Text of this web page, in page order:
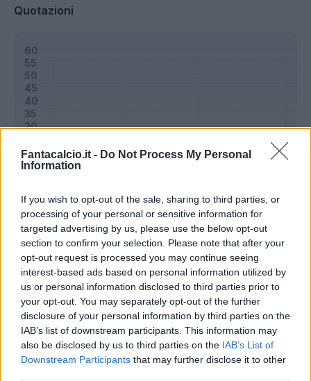
Fantacalcio.it - Do Not Process My Personal
Information
If you wish to opt-out of the sale, sharing to third parties, or
processing of your personal or sensitive information for
targeted advertising by us, please use the below opt-out
section to confirm your selection. Please note that after your
opt-out request is processed you may continue seeing
interest-based ads based on personal information utilized by
us or personal information disclosed to third parties prior to
your opt-out. You may separately opt-out of the further
disclosure of your personal information by third parties on the
IAB’s list of downstream participants. This information may
also be disclosed by us to third parties on the IAB’s List of
Downstream Participants that may further disclose it to other
Quotazioni
Classic Mantra
Riepilogo stagione
Titolare 11 - 36%
Entrato 10 - 33%
Squalificato